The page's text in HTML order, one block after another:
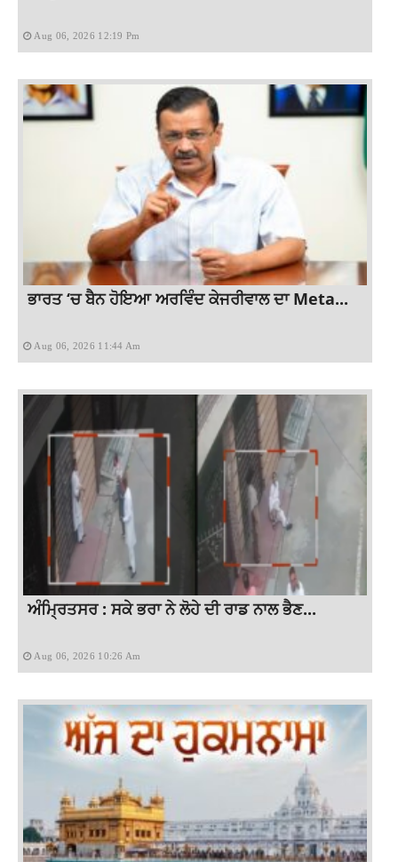
Aug 06, 2026 12:19 Pm
ਭਾਰਤ ‘ਚ ਬੈਨ ਹੋਇਆ ਅਰਵਿੰਦ ਕੇਜਰੀਵਾਲ ਦਾ Meta...
Aug 06, 2026 11:44 Am
ਅੰਮ੍ਰਿਤਸਰ : ਸਕੇ ਭਰਾ ਨੇ ਲੋਹੇ ਦੀ ਰਾਡ ਨਾਲ ਭੈਣ...
Aug 06, 2026 10:26 Am